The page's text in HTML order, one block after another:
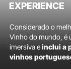
EXPERIENCE
Considerado o
Vinho do mundo, é
imersiva einclui a
vinhos